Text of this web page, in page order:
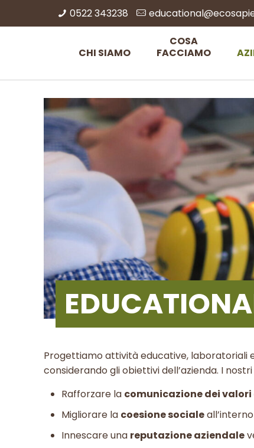
0522 343238
CHI SIAMO
COSA
FACCIAMO
Progettiamo attività educative, laboratoriali
considerando gli obiettivi dell’azienda. I
Rafforzare la comunicazione dei
Migliorare la coesione sociale
Innescare una reputazione aziendale